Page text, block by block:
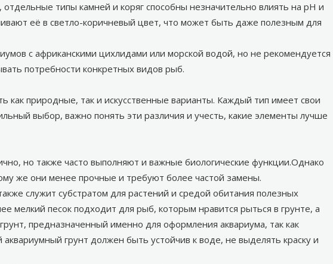
типы камней и коряг способны незначительно влиять на pH и
её в светло-коричневый цвет, что может быть даже полезным для
с африканскими цихлидами или морской водой, но не рекомендуется
потребности конкретных видов рыб.
природные, так и искусственные варианты. Каждый тип имеет свои
выбор, важно понять эти различия и учесть, какие элементы лучше
но также часто выполняют и важные биологические функции.Однако
же они менее прочные и требуют более частой замены.
служит субстратом для растений и средой обитания полезных
мелкий песок подходит для рыб, которым нравится рыться в грунте, а
предназначенный именно для оформления аквариума, так как
грунт должен быть устойчив к воде, не выделять краску и